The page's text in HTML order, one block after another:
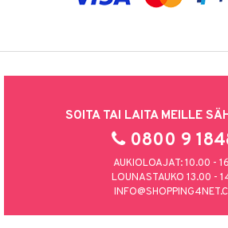
SOITA TAI LAITA MEILLE
0800 9
AUKIOLOAJAT: 10.00 -
LOUNASTAUKO 13.00 -